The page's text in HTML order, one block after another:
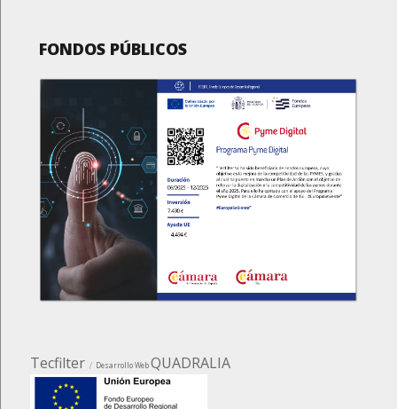
FONDOS PÚBLICOS
Tecfilter Desarrollo WebQUADRALIA